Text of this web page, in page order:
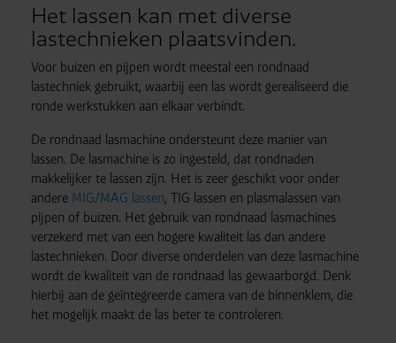
Het lassen kan met diverse
lastechnieken plaatsvinden.
Voor buizen en pijpen wordt meestal een rondnaad
lastechniek gebruikt, waarbij een las wordt gerealiseerd die
ronde werkstukken aan elkaar verbindt.
De rondnaad lasmachine ondersteunt deze manier van
lassen. De lasmachine is zo ingesteld, dat rondnaden
makkelijker te lassen zijn. Het is zeer geschikt voor onder
andere MIG/MAG lassen, TIG lassen en plasmalassen van
pijpen of buizen. Het gebruik van rondnaad lasmachines
verzekerd met van een hogere kwaliteit las dan andere
lastechnieken. Door diverse onderdelen van deze lasmachine
wordt de kwaliteit van de rondnaad las gewaarborgd. Denk
hierbij aan de geïntegreerde camera van de binnenklem, die
het mogelijk maakt de las beter te controleren.